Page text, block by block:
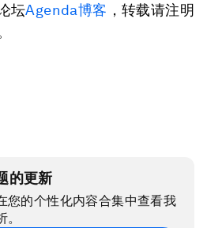
坛Agenda博客 ，转载请注明
的更新
您的个性化内容合集中查看我